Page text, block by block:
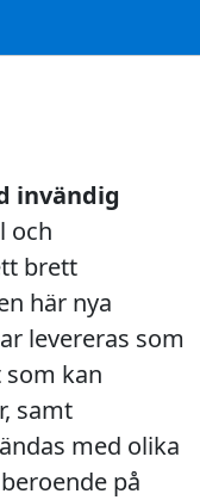
invändig
och
brett
här nya
levereras som
kan
samt
med olika
på